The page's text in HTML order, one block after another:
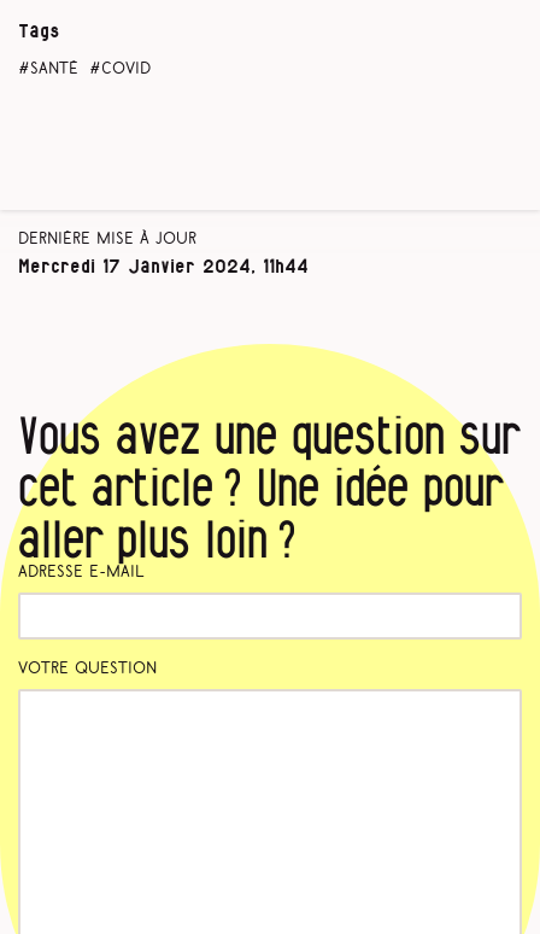
Tags
santé covid
Dernière mise à jour
Mercredi 17 Janvier 2024, 11h44
Vous avez une question sur
cet article ? Une idée pour
aller plus loin ?
Adresse e-mail
Votre question